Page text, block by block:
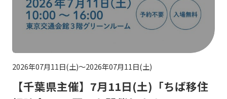
2026年07月11日(土)～2026年07月11日(土)
【千葉県主催】7月11日(土)「ちば移住